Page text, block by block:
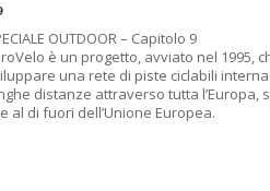
OUTDOOR – Capitolo 9
è un progetto, avviato nel 1995,
una rete di piste ciclabili
distanze attraverso tutta l’Europa,
al di fuori dell’Unione Europea.